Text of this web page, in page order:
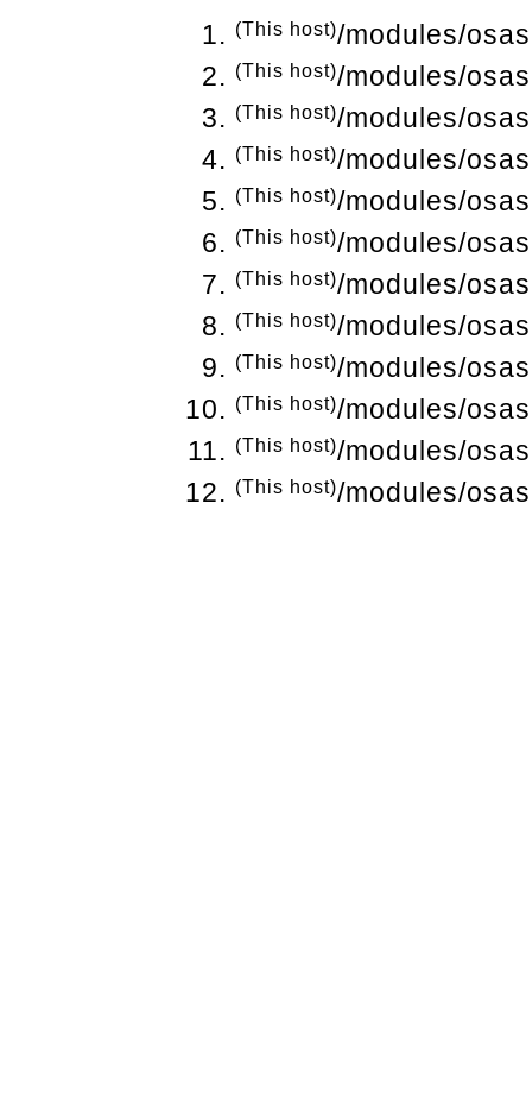
(This host)/modules/
(This host)/modules/
(This host)/modules/
(This host)/modules/
(This host)/modules/
(This host)/modules/
(This host)/modules/
(This host)/modules/
(This host)/modules/
(This host)/modules/
(This host)/modules/
(This host)/modules/